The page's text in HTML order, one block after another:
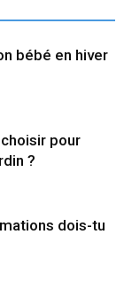
bébé en hiver
pour
?
dois-tu